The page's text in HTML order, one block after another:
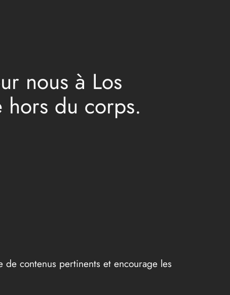
nous à Los
hors du corps.
de contenus pertinents et encourage les